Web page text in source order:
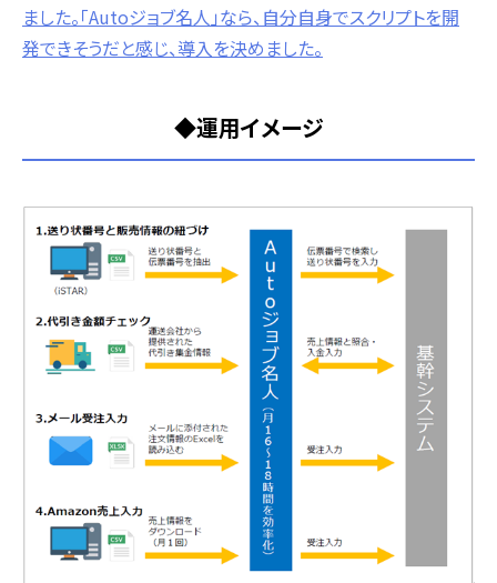
ました。「Autoジョブ名人」なら、自分自身でスクリプトを開
発できそうだと感じ、導入を決めました。
◆運用イメージ